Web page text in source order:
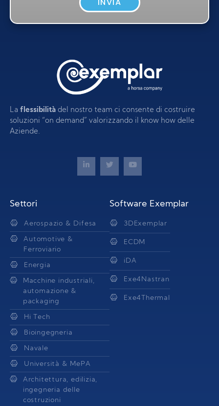
INVIA
La flessibilità del nostro team ci consente di costruire
soluzioni “on demand” valorizzando il know how delle
Aziende.
Settori
Aerospazio & Difesa
Automotive &
Ferroviario
Energia
Macchine industriali,
automazione &
packaging
Hi Tech
Bioingegneria
Navale
Università & MePA
Architettura, edilizia,
ingegneria delle
costruzioni
Software Exemplar
3DExemplar
ECDM
iDA
Exe4Nastran
Exe4Thermal